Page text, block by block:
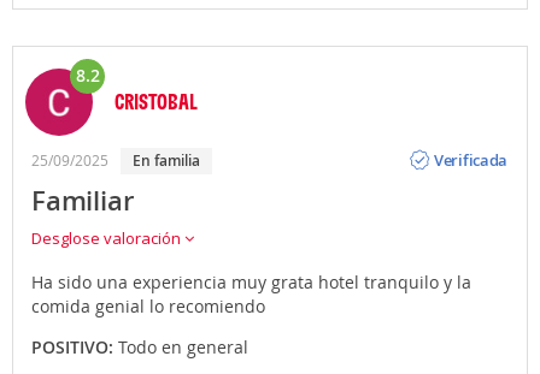
8.2
CRISTOBAL
25/09/2025 En familia
Verificada
Familiar
Desglose valoración
Ha sido una experiencia muy grata hotel tranquilo y la
comida genial lo recomiendo
POSITIVO: Todo en general